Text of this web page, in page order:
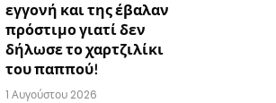
εγγονή και της έβαλαν
πρόστιμο γιατί δεν
δήλωσε το χαρτζιλίκι
του παππού!
1 Αυγούστου 2026